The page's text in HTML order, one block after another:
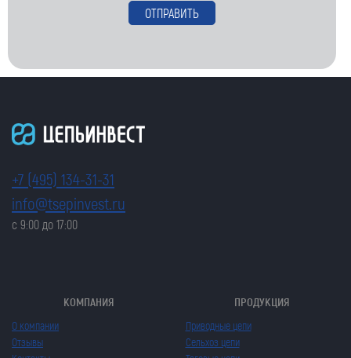
+7 (495) 134-31-31
info@tsepinvest.ru
с 9:00 до 17:00
КОМПАНИЯ
О компании
Отзывы
ПРОДУКЦИЯ
Приводные цепи
Сельхоз цепи